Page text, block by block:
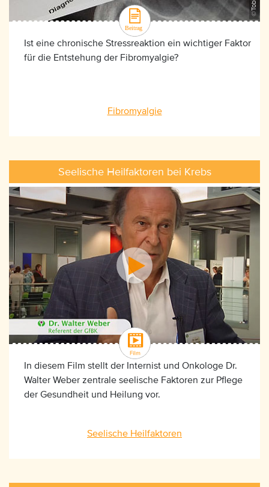
Ist eine chronische Stressreaktion ein wichtiger Faktor
für die Entstehung der Fibromyalgie?
Fibromyalgie
Seelische Heilfaktoren bei Krebs
In diesem Film stellt der Internist und Onkologe Dr.
Walter Weber zentrale seelische Faktoren zur Pflege
der Gesundheit und Heilung vor.
Seelische Heilfaktoren